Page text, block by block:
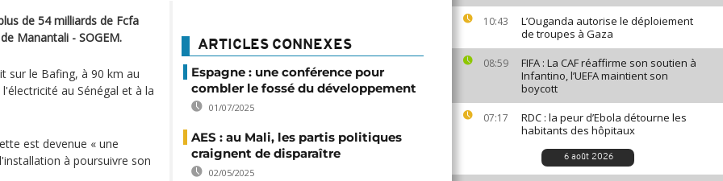
10:43
L’Ouganda autorise le déploiement
de troupes à Gaza
08:59
FIFA : La CAF réaffirme son soutien à
Infantino, l’UEFA maintient son
boycott
07:17
RDC : la peur d’Ebola détourne les
habitants des hôpitaux
6 août 2026
de 54 milliards de Fcfa
Manantali - SOGEM.
sur le Bafing, à 90 km au
au Sénégal et à la
est devenue « une
à poursuivre son
ARTICLES CONNEXES
Espagne : une conférence pour
combler le fossé du développement
01/07/2025
AES : au Mali, les partis politiques
craignent de disparaître
02/05/2025